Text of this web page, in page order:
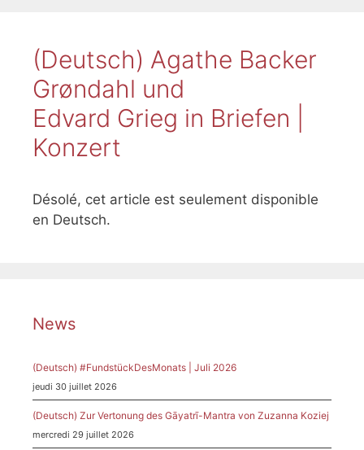
(Deutsch) Agathe Backer
Grøndahl und
Edvard Grieg in Briefen |
Konzert
Désolé, cet article est seulement disponible
en Deutsch.
News
(Deutsch) #FundstückDesMonats | Juli 2026
jeudi 30 juillet 2026
(Deutsch) Zur Vertonung des Gāyatrī-Mantra von Zuzanna Koziej
mercredi 29 juillet 2026